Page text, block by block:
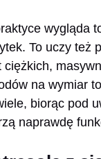
wygląda
To uczy też
ciężkich,
na wymiar
biorąc pod
naprawdę